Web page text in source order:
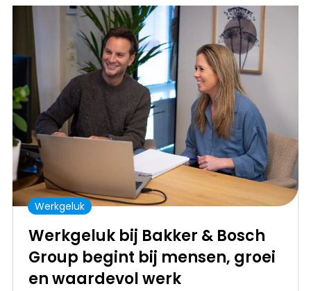
Werkgeluk
Werkgeluk bij Bakker & Bosch
Group begint bij mensen, groei
en waardevol werk